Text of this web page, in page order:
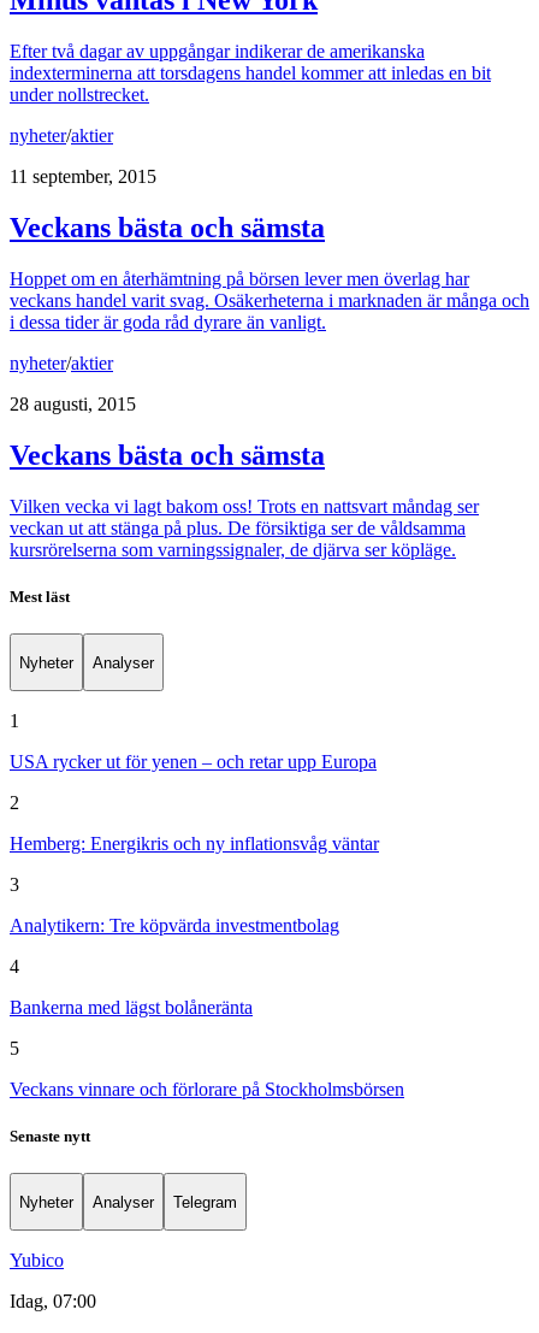
Efter två dagar av uppgångar indikerar de amerikanska
indexterminerna att torsdagens handel kommer att inledas en bit
under nollstrecket.
nyheter/aktier
11 september, 2015
Veckans bästa och sämsta
Hoppet om en återhämtning på börsen lever men överlag har
veckans handel varit svag. Osäkerheterna i marknaden är många och
i dessa tider är goda råd dyrare än vanligt.
nyheter/aktier
28 augusti, 2015
Veckans bästa och sämsta
Vilken vecka vi lagt bakom oss! Trots en nattsvart måndag ser
veckan ut att stänga på plus. De försiktiga ser de våldsamma
kursrörelserna som varningssignaler, de djärva ser köpläge.
Mest läst
Nyheter Analyser
1
USA rycker ut för yenen – och retar upp Europa
2
Hemberg: Energikris och ny inflationsvåg väntar
3
Analytikern: Tre köpvärda investmentbolag
4
Bankerna med lägst bolåneränta
5
Veckans vinnare och förlorare på Stockholmsbörsen
Senaste nytt
Nyheter Analyser Telegram
Yubico
Idag, 07:00